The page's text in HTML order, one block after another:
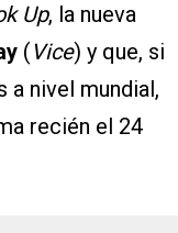
Up, la nueva
( Vice) y que, si
a nivel mundial,
recién el 24